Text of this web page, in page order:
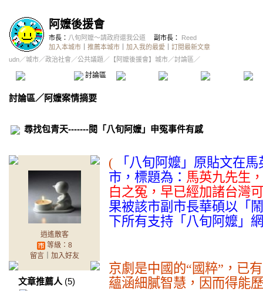
阿嬤後援會
市長： 八旬阿嬤～請政府還我公道 副市長：
Reed
加入本城市
推薦本城市 加入我的最愛
訂閱最新文章
udn／城市／政治社會 ／公共議題 ／ 【阿嬤後援會】城市／討論區／
討論區 精華區 投票區 影像館
討論區／阿嬤案情摘要
尋找包青天-------閱「八旬阿嬤」申冤事件有感
逍遙散客
等級：8
留言｜ 加入好友
文章推薦人 (5)
(
「八旬阿嬤」原貼文在
市，標題為： 馬英九先生
白之冤，早已經加諸台灣
果被該市副市長華碩以「
下所有支持「八旬阿嬤」
京劇是中國的“國粹”，已有
蘊涵細膩智慧，因而得能